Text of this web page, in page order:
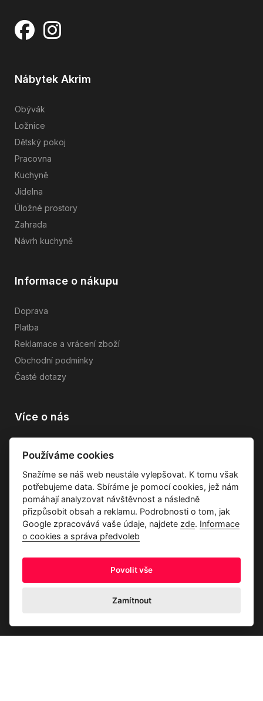
Nábytek Akrim
Obývák
Ložnice
Dětský pokoj
Pracovna
Kuchyně
Jídelna
Úložné prostory
Zahrada
Návrh kuchyně
Informace o nákupu
Doprava
Platba
Reklamace a vrácení zboží
Obchodní podmínky
Časté dotazy
Více o nás
Průvodce tkaninami
Kontakty
Ochrana osobních údajů
Používáme cookies
Snažíme se náš web neustále vylepšovat. K tomu však
potřebujeme data. Sbíráme je pomocí cookies, jež nám
pomáhají analyzovat návštěvnost a následně
přizpůsobit obsah a reklamu. Podrobnosti o tom, jak
Google zpracovává vaše údaje, najdete zde. Informace
o cookies a správa předvoleb
Povolit vše
Zamítnout